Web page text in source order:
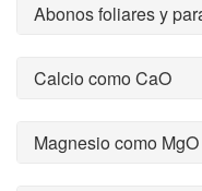
Abonos foliares y
Calcio como CaO
Magnesio como MgO